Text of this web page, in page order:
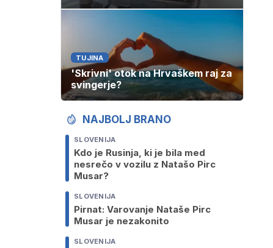
TUJINA
'Skrivni' otok na Hrvaškem raj za
svingerje?
NAJBOLJ BRANO
SLOVENIJA
Kdo je Rusinja, ki je bila med
nesrečo v vozilu z Natašo Pirc
Musar?
SLOVENIJA
Pirnat: Varovanje Nataše Pirc
Musar je nezakonito
SLOVENIJA